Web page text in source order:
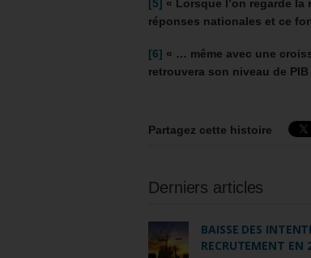
[5] « Lorsque l’on regarde
réponses nationales et ce
[6] « … même avec une
retrouvera son niveau de
Partagez cette histoire
Derniers articles
BAISSE DES
RECRUTEMENT EN